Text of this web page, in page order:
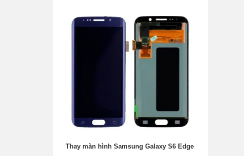
Thay màn hình Samsung Galaxy S6 Edge